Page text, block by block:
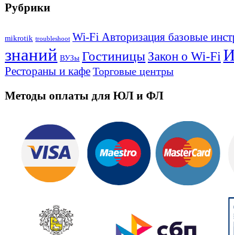
Рубрики
mikrotik troubleshoot Wi-Fi Авторизация базовые
знаний ВУЗы Гостиницы Закон о Wi-Fi
Рестораны и кафе Торговые центры
Методы оплаты для ЮЛ и ФЛ